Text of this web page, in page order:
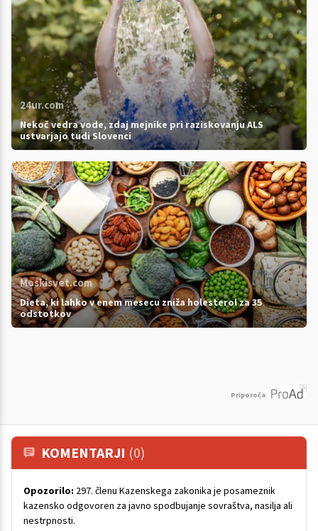
24ur.com
Nekoč vedra vode, zdaj mejnike pri raziskovanju ALS
ustvarjajo tudi Slovenci
Moskisvet.com
Dieta, ki lahko v enem mesecu zniža holesterol za 35
odstotkov
Priporoča
KOMENTARJI (0)
Opozorilo: 297. členu Kazenskega zakonika je posameznik
kazensko odgovoren za javno spodbujanje sovraštva, nasilja ali
nestrpnosti.